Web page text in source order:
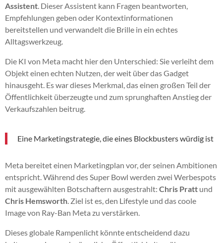
Assistent . Dieser Assistent kann Fragen beantworten,
Empfehlungen geben oder Kontextinformationen
bereitstellen und verwandelt die Brille in ein echtes
Alltagswerkzeug.
Die KI von Meta macht hier den Unterschied: Sie verleiht dem
Objekt einen echten Nutzen, der weit über das Gadget
hinausgeht. Es war dieses Merkmal, das einen großen Teil der
Öffentlichkeit überzeugte und zum sprunghaften Anstieg der
Verkaufszahlen beitrug.
Eine Marketingstrategie, die eines Blockbusters würdig ist
Meta bereitet einen Marketingplan vor, der seinen Ambitionen
entspricht. Während des Super Bowl werden zwei Werbespots
mit ausgewählten Botschaftern ausgestrahlt: Chris Pratt und
Chris Hemsworth . Ziel ist es, den Lifestyle und das coole
Image von Ray-Ban Meta zu verstärken.
Dieses globale Rampenlicht könnte entscheidend dazu